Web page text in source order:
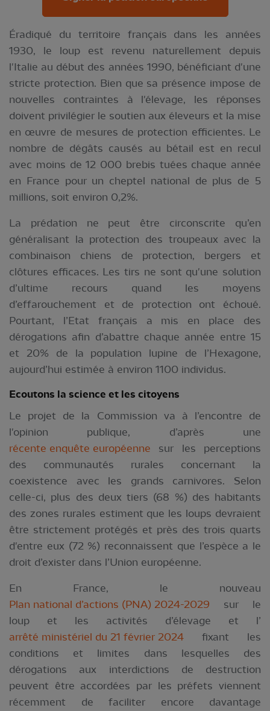
Éradiqué du territoire français dans les années
1930, le loup est revenu naturellement depuis
l'Italie au début des années 1990, bénéficiant d'une
stricte protection. Bien que sa présence impose de
nouvelles contraintes à l'élevage, les réponses
doivent privilégier le soutien aux éleveurs et la mise
en œuvre de mesures de protection efficientes. Le
nombre de dégâts causés au bétail est en recul
avec moins de 12 000 brebis tuées chaque année
en France pour un cheptel national de plus de 5
millions, soit environ 0,2%.
La prédation ne peut être circonscrite qu’en
généralisant la protection des troupeaux avec la
combinaison chiens de protection, bergers et
clôtures efficaces. Les tirs ne sont qu'une solution
d’ultime recours quand les moyens
d’effarouchement et de protection ont échoué.
Pourtant, l’Etat français a mis en place des
dérogations afin d’abattre chaque année entre 15
et 20% de la population lupine de l’Hexagone,
aujourd’hui estimée à environ 1100 individus.
Ecoutons la science et les citoyens
Le projet de la Commission va à l’encontre de
l'opinion publique, d’après une
récente enquête européenne sur les perceptions
des communautés rurales concernant la
coexistence avec les grands carnivores. Selon
celle-ci, plus des deux tiers (68 %) des habitants
des zones rurales estiment que les loups devraient
être strictement protégés et près des trois quarts
d'entre eux (72 %) reconnaissent que l’espèce a le
droit d’exister dans l’Union européenne.
En France, le nouveau
Plan national d’actions (PNA) 2024-2029 sur le
loup et les activités d’élevage et l’
arrêté ministériel du 21 février 2024 fixant les
conditions et limites dans lesquelles des
dérogations aux interdictions de destruction
peuvent être accordées par les préfets viennent
récemment de faciliter encore davantage